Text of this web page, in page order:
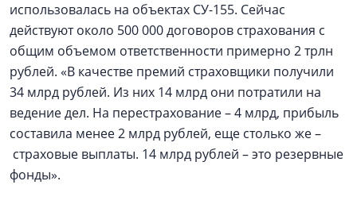
использовалась на объектах СУ-155. Сейчас
действуют около 500 000 договоров страхования с
общим объемом ответственности примерно 2 трлн
рублей. «В качестве премий страховщики получили
34 млрд рублей. Из них 14 млрд они потратили на
ведение дел. На перестрахование – 4 млрд, прибыль
составила менее 2 млрд рублей, еще столько же –
страховые выплаты. 14 млрд рублей – это резервные
фонды».